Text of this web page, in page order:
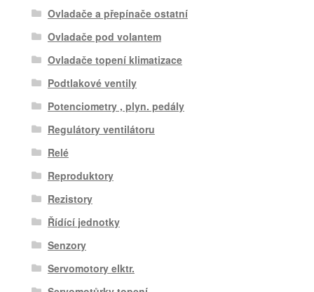
Ovladače a přepínače ostatní
Ovladače pod volantem
Ovladače topení klimatizace
Podtlakové ventily
Potenciometry , plyn. pedály
Regulátory ventilátoru
Relé
Reproduktory
Rezistory
Řídící jednotky
Senzory
Servomotory elktr.